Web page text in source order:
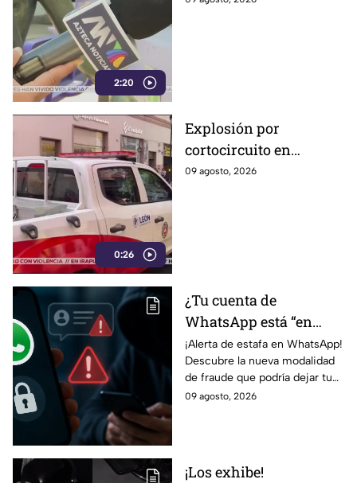
2:20
0:26
Explosión por
cortocircuito en
registro subterráneo
09 agosto, 2026
¿Tu cuenta de
WhatsApp está “en
revisión”? Este mensaje
podría dejarte
vulnerable ante
ESTAFAS si no tienes
¡Alerta de estafa en WhatsApp!
Descubre la nueva modalidad
de fraude que podría dejar tu
cuenta vulnerable. ¡No te
09 agosto, 2026
¡Los exhibe!